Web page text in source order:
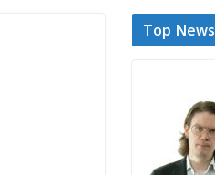
Top News